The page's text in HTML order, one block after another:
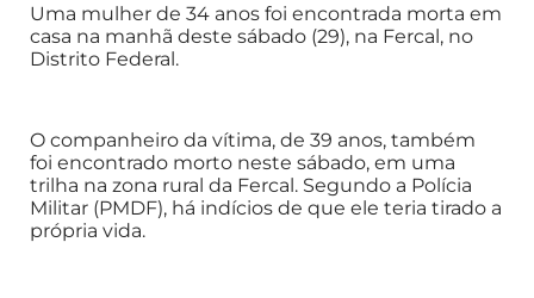
Uma mulher de 34 anos foi encontrada morta em
casa na manhã deste sábado (29), na Fercal, no
Distrito Federal.
O companheiro da vítima, de 39 anos, também
foi encontrado morto neste sábado, em uma
trilha na zona rural da Fercal. Segundo a Polícia
Militar (PMDF), há indícios de que ele teria tirado a
própria vida.